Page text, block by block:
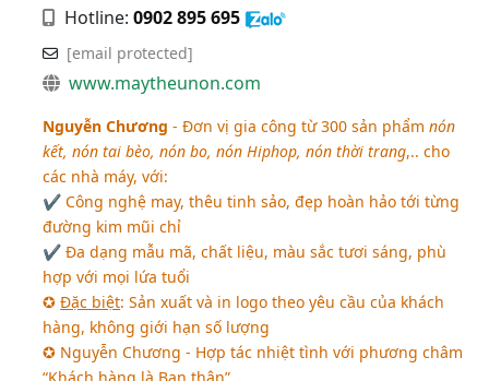
Hotline:0902 895 695
[email protected]
www.maytheunon.com
Nguyễn Chương - Đơn vị gia công từ 300 sản phẩmnón
kết, nón tai bèo, nón bo, nón Hiphop, nón thời trang,.. cho
các nhà máy, với:
✔ Công nghệ may, thêu tinh sảo, đẹp hoàn hảo tới từng
đường kim mũi chỉ
✔ Đa dạng mẫu mã, chất liệu, màu sắc tươi sáng, phù
hợp với mọi lứa tuổi
✪Đặc biệt: Sản xuất và in logo theo yêu cầu của khách
hàng, không giới hạn số lượng
✪ Nguyễn Chương - Hợp tác nhiệt tình với phương châm